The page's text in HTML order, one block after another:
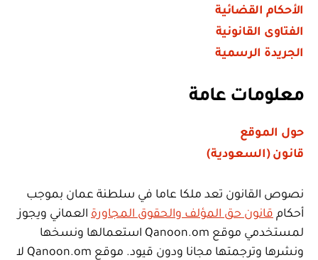
الأحكام القضائية
الفتاوى القانونية
الجريدة الرسمية
معلومات عامة
حول الموقع
قانون (السعودية)
نصوص القانون تعد ملكا عاما في سلطنة عمان بموجب
أحكام قانون حق المؤلف والحقوق المجاورة العماني ويجوز
لمستخدمي موقع Qanoon.om استعمالها ونسخها
ونشرها وترجمتها مجانا ودون قيود. موقع Qanoon.om لا